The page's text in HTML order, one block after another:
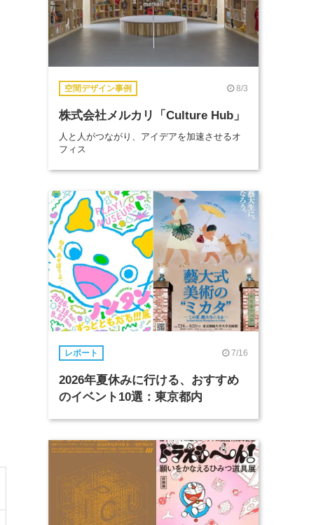
空間デザイン事例 8/3
株式会社メルカリ「Culture Hub」
人と人がつながり、アイデアを加速させるオ
フィス
レポート 7/16
2026年夏休みに行ける、おすすめ
のイベント10選：東京都内